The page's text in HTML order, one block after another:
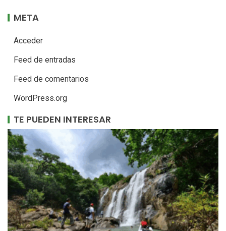
META
Acceder
Feed de entradas
Feed de comentarios
WordPress.org
TE PUEDEN INTERESAR